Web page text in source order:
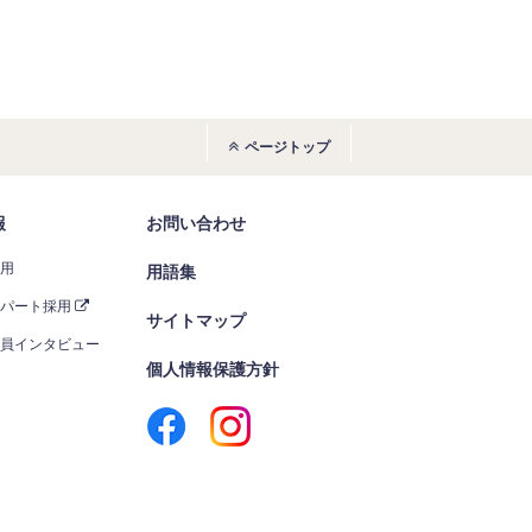
ページトップ
ート採用
インタビュー
お問い合わせ
用語集
サイトマップ
個人情報保護方針